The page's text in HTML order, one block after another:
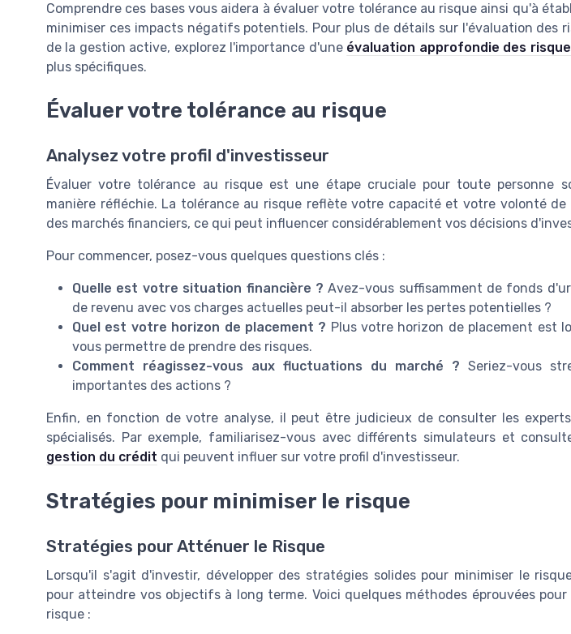
Comprendre ces bases vous aidera à évaluer votre tolérance au risque ainsi qu'à
minimiser ces impacts négatifs potentiels. Pour plus de détails sur l'évaluation des
de la gestion active, explorez l'importance d'une évaluation approfondie des
plus spécifiques.
Évaluer votre tolérance au risque
Analysez votre profil d'investisseur
Évaluer votre tolérance au risque est une étape cruciale pour toute personne
manière réfléchie. La tolérance au risque reflète votre capacité et votre volonté
des marchés financiers, ce qui peut influencer considérablement vos décisions
Pour commencer, posez-vous quelques questions clés :
Quelle est votre situation financière ? Avez-vous suffisamment de fonds
de revenu avec vos charges actuelles peut-il absorber les pertes potentielles ?
Quel est votre horizon de placement ? Plus votre horizon de placement est
vous permettre de prendre des risques.
Comment réagissez-vous aux fluctuations du marché ? Seriez-vous
importantes des actions ?
Enfin, en fonction de votre analyse, il peut être judicieux de consulter les
spécialisés. Par exemple, familiarisez-vous avec différents simulateurs et
gestion du crédit qui peuvent influer sur votre profil d'investisseur.
Stratégies pour minimiser le risque
Stratégies pour Atténuer le Risque
Lorsqu'il s'agit d'investir, développer des stratégies solides pour minimiser le
pour atteindre vos objectifs à long terme. Voici quelques méthodes éprouvées
risque :